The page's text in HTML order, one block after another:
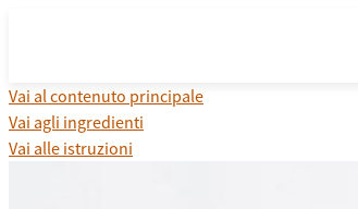
Vai al contenuto principale
Vai agli ingredienti
Vai alle istruzioni